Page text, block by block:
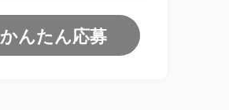
かんたん応募